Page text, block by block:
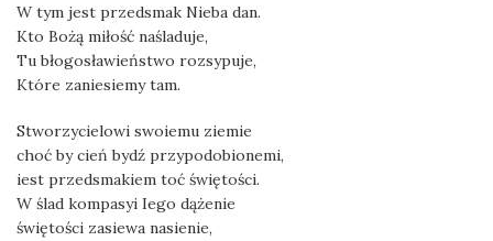
W tym jest przedsmak Nieba dan.
Kto Bożą miłość naśladuje,
Tu błogosławieństwo rozsypuje,
Które zaniesiemy tam.
Stworzycielowi swoiemu ziemie
choć by cień bydź przypodobionemi,
iest przedsmakiem toć świętości.
W ślad kompasyi Iego dążenie
świętości zasiewa nasienie,